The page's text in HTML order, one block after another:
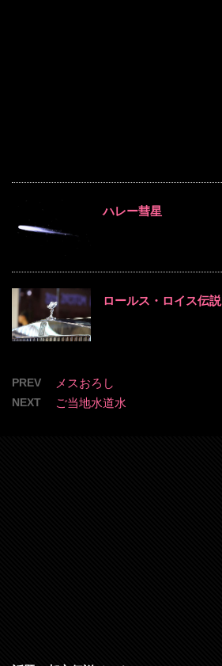
ハレー彗星
ロールス・ロイス伝説
PREV メスおろし
NEXT ご当地水道水